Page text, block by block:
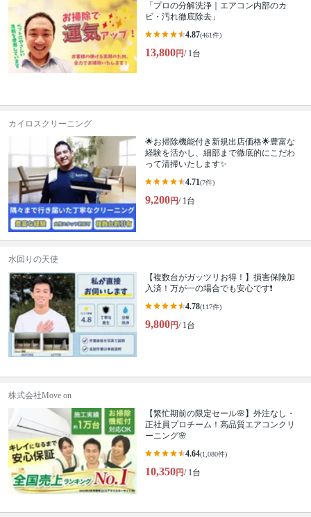
「プロの分解洗浄｜エアコン内部のカ
ビ・汚れ徹底除去」
4.87(461件)
13,800円/ 1台
カイロスクリーニング
🌟お掃除機能付き新規出店価格🌟豊富な
経験を活かし、細部まで徹底的にこだわ
って清掃いたします✨
4.71(7件)
9,200円/ 1台
水回りの天使
【複数台がガッツリお得！】損害保険加
入済！万が一の場合でも安心です❗️
4.78(117件)
9,800円/ 1台
株式会社Move on
【繁忙期前の限定セール🌸】外注なし・
正社員プロチーム！高品質エアコンクリ
ーニング🌸
4.64(1,080件)
10,350円/ 1台